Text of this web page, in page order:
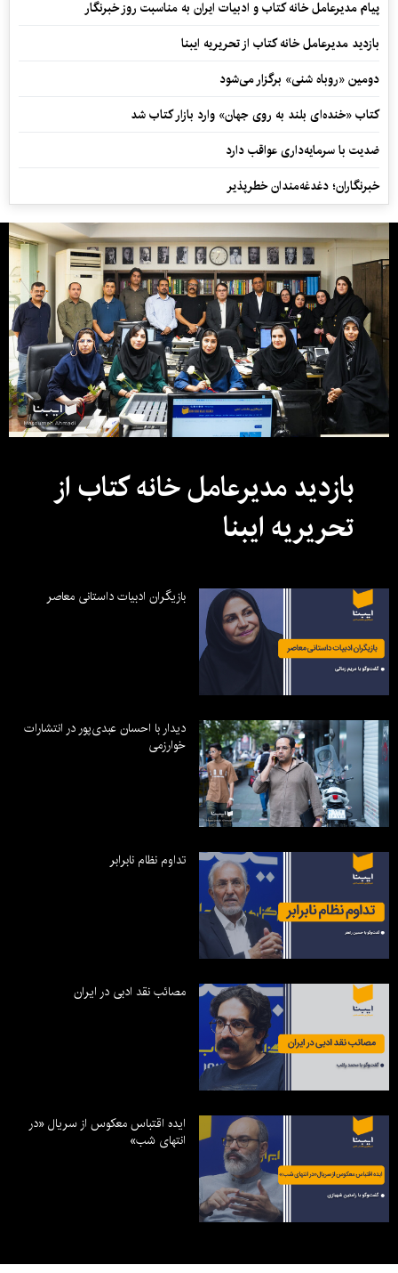
پیام مدیرعامل خانه کتاب و ادبیات ایران به مناسبت روز خبرنگار
بازدید مدیرعامل خانه کتاب از تحریریه ایبنا
دومین «روباه شنی» برگزار می‌شود
کتاب «خنده‌ای بلند به روی جهان» وارد بازار کتاب شد
ضدیت با سرمایه‌داری عواقب دارد
خبرنگاران؛ دغدغه‌مندان خطرپذیر
بازدید مدیرعامل خانه کتاب از
تحریریه ایبنا
بازیگران ادبیات داستانی معاصر
دیدار با احسان عبدی‌پور در انتشارات
خوارزمی
تداوم نظام نابرابر
مصائب نقد ادبی در ایران
ایده اقتباس معکوس از سریال «در
انتهای شب»